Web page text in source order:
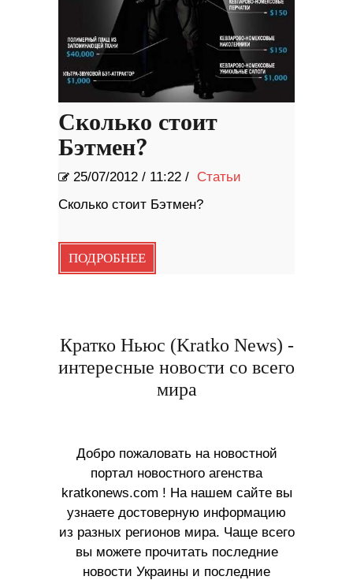
Сколько стоит
Бэтмен?
25/07/2012 / 11:22 / Статьи
Сколько стоит Бэтмен?
ПОДРОБНЕЕ
Кратко Ньюс (Kratko News) -
интересные новости со всего
мира
Добро пожаловать на новостной
портал новостного агенства
kratkonews.com ! На нашем сайте вы
узнаете достоверную информацию
из разных регионов мира. Чаще всего
вы можете прочитать последние
новости Украины и последние